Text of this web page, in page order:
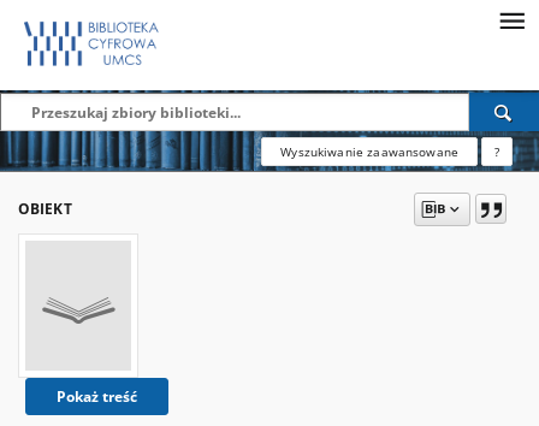
Wyszukiwanie zaawansowane ?
OBIEKT
Pokaż treść